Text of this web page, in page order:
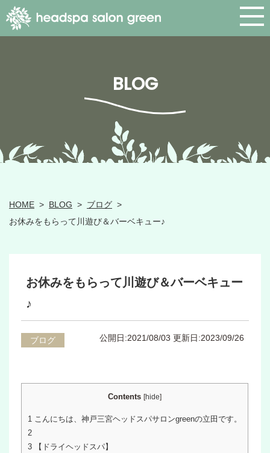
BLOG
HOME > BLOG > ブログ >
お休みをもらって川遊び＆バーベキュー♪
お休みをもらって川遊び＆バーベキュー
♪
ブログ 公開日:2021/08/03 更新日:2023/09/26
Contents [hide]
1 こんにちは、神戸三宮ヘッドスパサロンgreenの立田です。
2
3 【ドライヘッドスパ】